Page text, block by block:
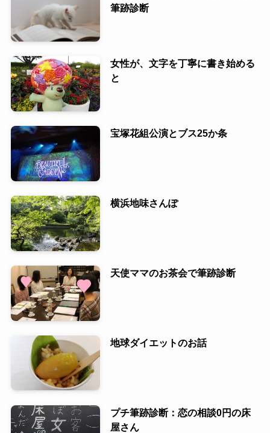
筆跡診断
女性が、文字を丁寧に書き始める
と
宝塚花組公演とブス25か条
横浜地味さんぽ
天使ママのお茶会で筆跡診断
地球ダイエットのお話
プチ筆跡診断：恋の相談0円の床
屋さん